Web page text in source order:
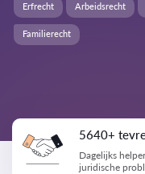
Familierecht
Erfrecht Arbeidsrecht
5640+
Dagelijks
juridische